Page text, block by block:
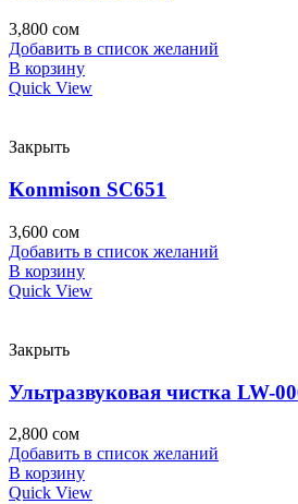
3,800 сом
Добавить в список желаний
В корзину
Quick View
Закрыть
Konmison SC651
3,600 сом
Добавить в список желаний
В корзину
Quick View
Закрыть
Ультразвуковая чистка LW-
2,800 сом
Добавить в список желаний
В корзину
Quick View